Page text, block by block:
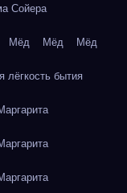
Сойера
Мёд Мёд Мёд
бытия